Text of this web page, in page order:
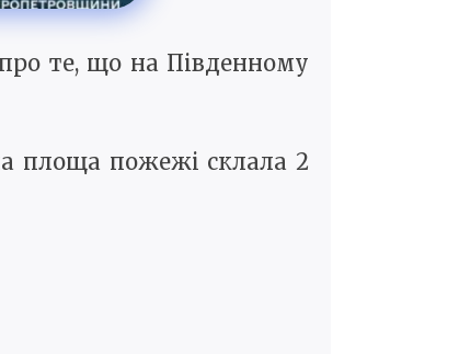
те, що на Південному
площа пожежі склала 2